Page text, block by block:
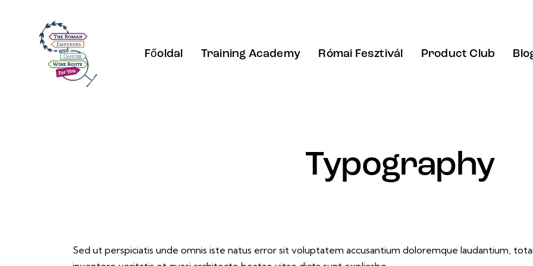
Főoldal Training Academy Római Fesztivál Product Club
Typography
Sed ut perspiciatis unde omnis iste natus error sit voluptatem accusantium doloremque laudantium,